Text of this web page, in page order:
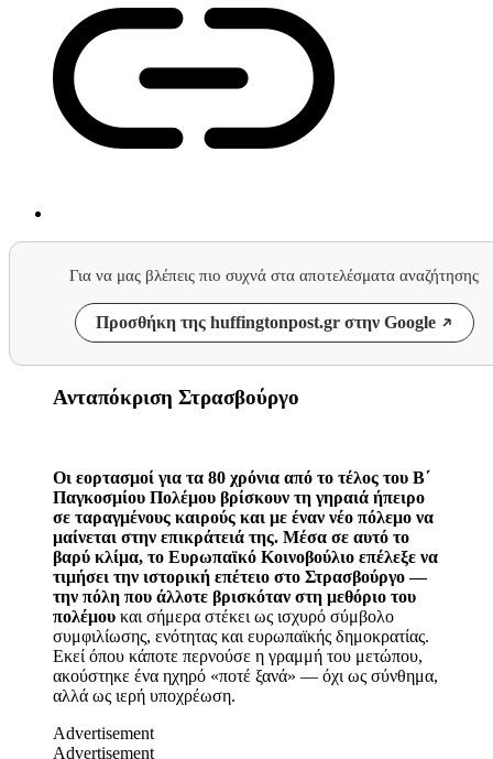
Για να μας βλέπεις πιο συχνά στα αποτελέσματα αναζήτησης
Προσθήκη της huffingtonpost.gr στην Google
Ανταπόκριση Στρασβούργο
Οι εορτασμοί για τα 80 χρόνια από το τέλος του Β΄
Παγκοσμίου Πολέμου βρίσκουν τη γηραιά ήπειρο
σε ταραγμένους καιρούς και με έναν νέο πόλεμο να
μαίνεται στην επικράτειά της. Μέσα σε αυτό το
βαρύ κλίμα, το Ευρωπαϊκό Κοινοβούλιο επέλεξε να
τιμήσει την ιστορική επέτειο στο Στρασβούργο —
την πόλη που άλλοτε βρισκόταν στη μεθόριο του
πολέμου και σήμερα στέκει ως ισχυρό σύμβολο
συμφιλίωσης, ενότητας και ευρωπαϊκής δημοκρατίας.
Εκεί όπου κάποτε περνούσε η γραμμή του μετώπου,
ακούστηκε ένα ηχηρό «ποτέ ξανά» — όχι ως σύνθημα,
αλλά ως ιερή υποχρέωση.
Advertisement
Advertisement